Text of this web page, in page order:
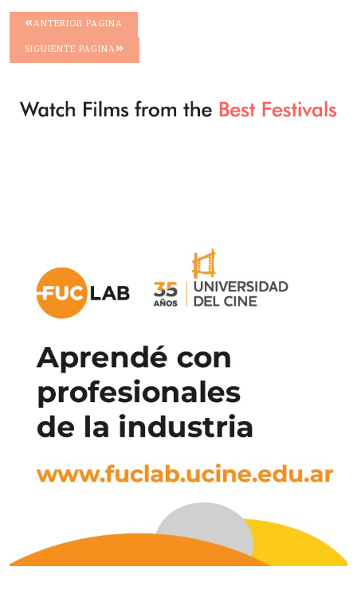
ANTERIOR PAGINA
SIGUIENTE PAGINA